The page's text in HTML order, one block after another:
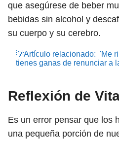
que asegúrese de beber
bebidas sin alcohol y
su cuerpo y su cerebro.
💡Artículo relacionado: 'Me
tienes ganas de renunciar a
Reflexión de
Es un error pensar que los
una pequeña porción de